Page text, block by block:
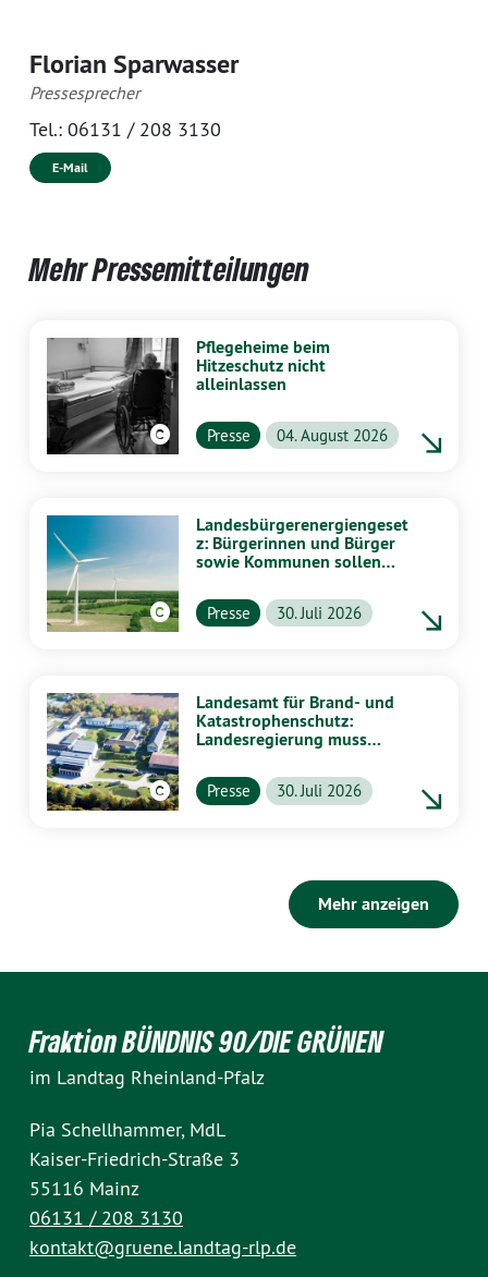
Florian Sparwasser
Pressesprecher
Tel.: 06131 / 208 3130
E-Mail
Mehr Pressemitteilungen
Pflegeheime beim
Hitzeschutz nicht
alleinlassen
Presse 04. August 2026
Landesbürgerenergiengeset
z: Bürgerinnen und Bürger
sowie Kommunen sollen
profitieren
Presse 30. Juli 2026
Landesamt für Brand- und
Katastrophenschutz:
Landesregierung muss
Presse 30. Juli 2026
Mehr anzeigen
Fraktion BÜNDNIS 90/DIE GRÜNEN
im Landtag Rheinland-Pfalz
Pia Schellhammer, MdL
Kaiser-Friedrich-Straße 3
55116 Mainz
06131 / 208 3130
kontakt@gruene.landtag-rlp.de